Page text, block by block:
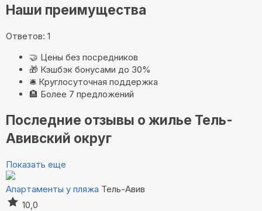
Наши преимущества
Ответов: 1
🤝 Цены без посредников
🎁 Кэшбэк бонусами до 30%
🛎️ Круглосуточная поддержка
🏨 Более 7 предложений
Последние отзывы о жилье Тель-
Авивский округ
Показать еще
Апартаменты у пляжа Тель-Авив
10,0